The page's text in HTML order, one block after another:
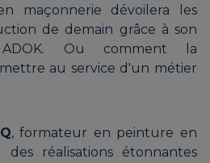
Ariane
Olivier,
|
maçonnerie dévoilera les
de demain grâce à son
Ou comment la
au service d'un métier
, formateur en peinture en
des réalisations étonnantes